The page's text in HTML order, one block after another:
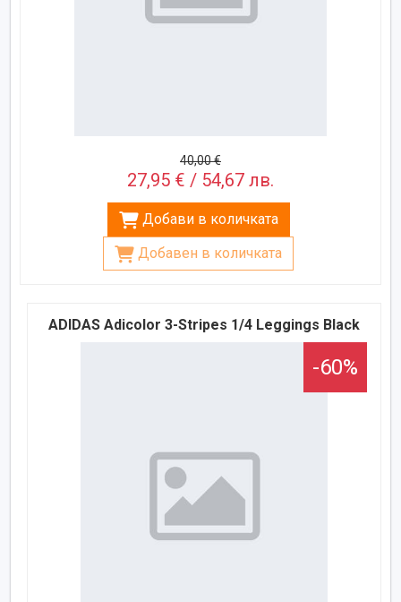
40,00 €
27,95 € / 54,67 лв.
Добави в количката
Добавен в количката
ADIDAS Adicolor 3-Stripes 1/4 Leggings Black
-60%